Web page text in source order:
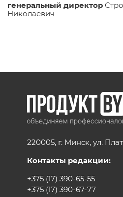
генеральный директор
Николаевич
220005, г. Минск, ул.
Контакты редакции:
+375 (17) 390-65-55
+375 (17) 390-67-77